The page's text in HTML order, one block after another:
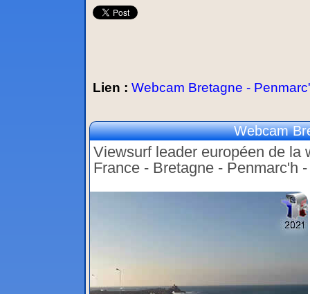
Lien : Webcam Bretagne -
Webcam
Viewsurf leader européen de la
France - Bretagne - Penmarc'h